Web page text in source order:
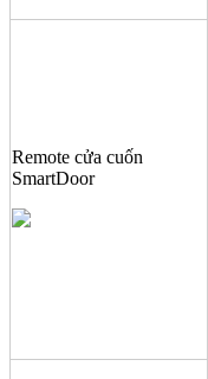
Remote cửa cuốn
SmartDoor